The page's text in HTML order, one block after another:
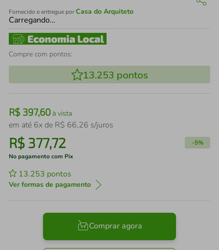
Fornecido e entregue porCasa do Arquiteto
Carregando…
Compre com pontos:
13.253 pontos
R$ 397,60à vista
em até 6x de R$ 66,26 s/juros
R$ 377,72 -5%
No pagamento com Pix
13.253 pontos
Ver formas de pagamento
Comprar agora